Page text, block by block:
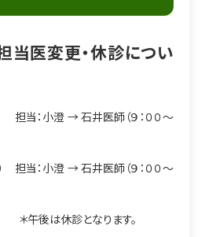
当医変更・休診につい
担当：小澄 → 石井医師（９：００～
担当：小澄 → 石井医師（９：００～
となります。